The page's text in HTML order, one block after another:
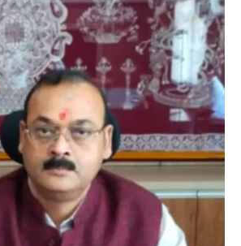
अल्मोड़ा उत्तराखण्ड कुमाऊं ख़बरें
रानीखेत में युवा कांग्रेस की जिला बैठक, 8
अगस्त को खड़गे की हल्द्वानी रैली को सफल
बनाने का लिया संकल्प
Admin August 6, 2026
संगठन विस्तार के तहत कई नई नियुक्तियां, बूथ स्तर तक
संगठन मजबूत करने और युवाओं…
अल्मोड़ा उत्तराखण्ड कुमाऊं ख़बरें
चौखुटिया में सेवा पखवाड़ा शिविर: 954 लोगों ने
लिया लाभ, 191 में से 182 शिकायतों का मौके
पर हुआ निस्तारण
Admin August 5, 2026